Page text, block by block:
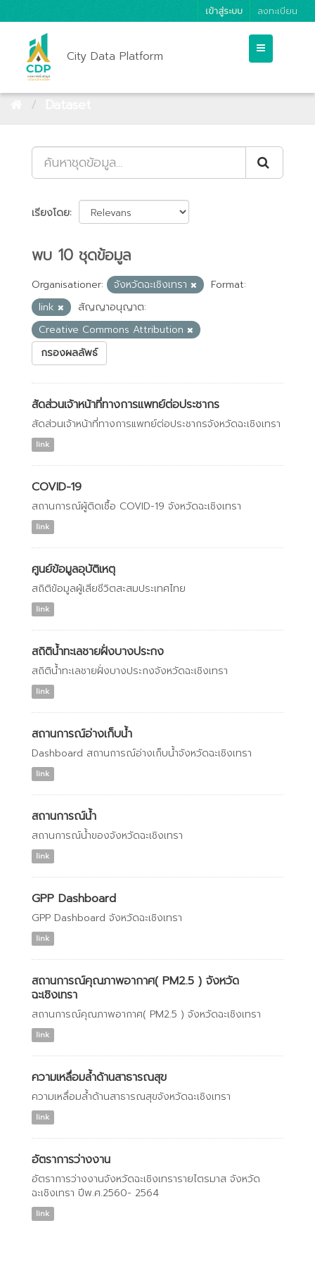
เข้าสู่ระบบ ลงทะเบียน
City Data Platform
เรียงโดย
พบ 10 ชุดข้อมูล
Organisationer: จังหวัดฉะเชิงเทรา
Format:
link
สัญญาอนุญาต:
Creative Commons Attribution
กรองผลลัพธ์
สัดส่วนเจ้าหน้าที่ทางการแพทย์ต่อประชากร
สัดส่วนเจ้าหน้าที่ทางการแพทย์ต่อประชากรจังหวัดฉะเชิงเทรา
link
COVID-19
สถานการณ์ผู้ติดเชื้อ COVID-19 จังหวัดฉะเชิงเทรา
link
ศูนย์ข้อมูลอุบัติเหตุ
สถิติข้อมูลผู้เสียชีวิตสะสมประเทศไทย
link
สถิติน้ำทะเลชายฝั่งบางประกง
สถิติน้ำทะเลชายฝั่งบางประกงจังหวัดฉะเชิงเทรา
link
สถานการณ์อ่างเก็บน้ำ
Dashboard สถานการณ์อ่างเก็บน้ำจังหวัดฉะเชิงเทรา
link
สถานการณ์น้ำ
สถานการณ์น้ำของจังหวัดฉะเชิงเทรา
link
GPP Dashboard
GPP Dashboard จังหวัดฉะเชิงเทรา
link
สถานการณ์คุณภาพอากาศ( PM2.5 ) จังหวัด
ฉะเชิงเทรา
สถานการณ์คุณภาพอากาศ( PM2.5 ) จังหวัดฉะเชิงเทรา
link
ความเหลื่อมล้ำด้านสาธารณสุข
ความเหลื่อมล้ำด้านสาธารณสุขจังหวัดฉะเชิงเทรา
link
อัตราการว่างงาน
อัตราการว่างงานจังหวัดฉะเชิงเทรารายไตรมาส จังหวัด
ฉะเชิงเทรา ปีพ.ศ.2560- 2564
link